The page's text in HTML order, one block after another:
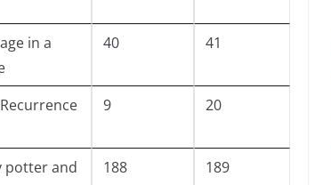
in a
40 41
9 20
potter and
188 189